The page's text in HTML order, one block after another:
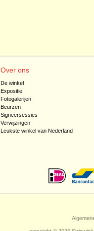
Over ons
De winkel
Expositie
Fotogalerijen
Beurzen
Signeersessies
Verwijzingen
Leukste winkel van Nederland